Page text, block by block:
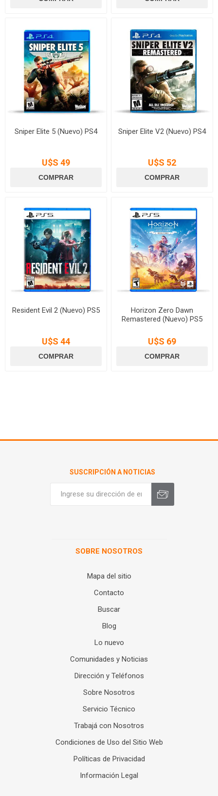
Sniper Elite 5 (Nuevo) PS4
U$S 49
Sniper Elite V2 (Nuevo) PS4
U$S 52
Resident Evil 2 (Nuevo) PS5
U$S 44
Horizon Zero Dawn
Remastered (Nuevo) PS5
U$S 69
SUSCRIPCIÓN A NOTICIAS
SOBRE NOSOTROS
Mapa del sitio
Contacto
Buscar
Blog
Lo nuevo
Comunidades y Noticias
Dirección y Teléfonos
Sobre Nosotros
Servicio Técnico
Trabajá con Nosotros
Condiciones de Uso del Sitio Web
Políticas de Privacidad
Información Legal